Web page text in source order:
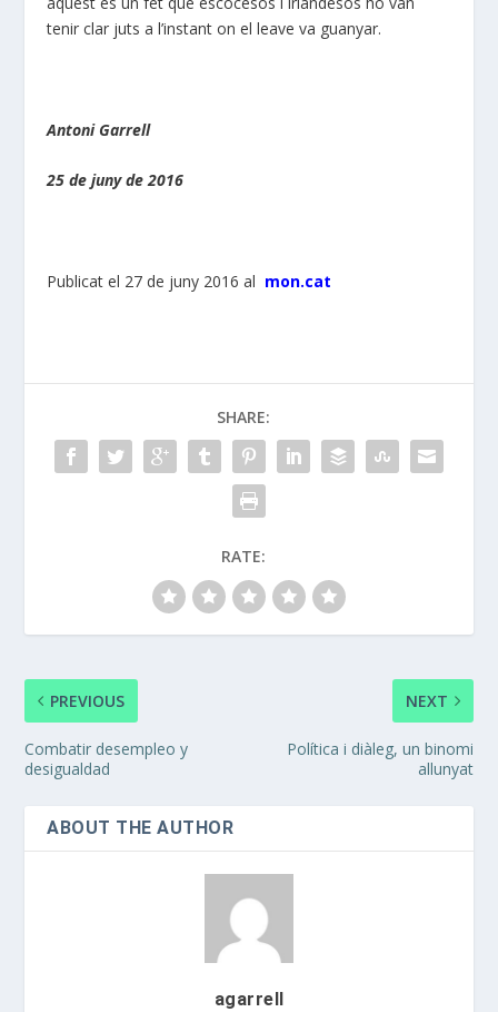
tenir clar juts a l’instant on el leave va guanyar.
Antoni Garrell
25 de juny de 2016
Publicat el 27 de juny 2016 al mon.cat
SHARE:
RATE:
PREVIOUS
Combatir desempleo y
desigualdad
NEXT
Política i diàleg, un binomi
allunyat
ABOUT THE AUTHOR
agarrell